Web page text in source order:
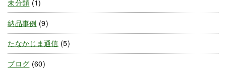
未分類 (1)
納品事例 (9)
たなかじま通信 (5)
ブログ (60)